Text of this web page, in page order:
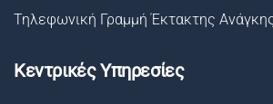
Τηλεφωνική Γραμμή Έκτακτης
Κεντρικές Υπηρεσίες